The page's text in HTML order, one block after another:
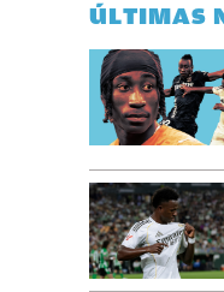
ÚLTIMAS